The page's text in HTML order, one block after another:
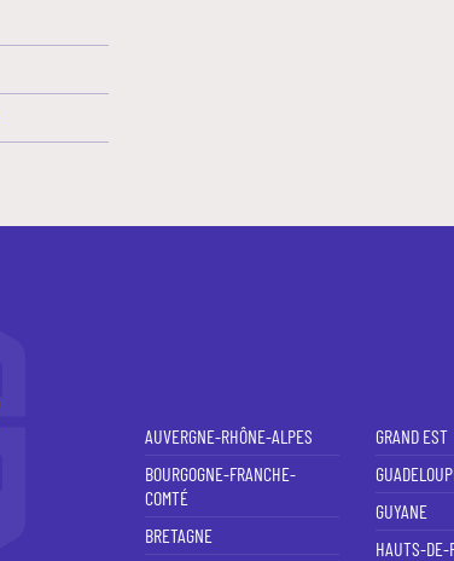
AUVERGNE-RHÔNE-ALPES
BOURGOGNE-FRANCHE-
COMTÉ
BRETAGNE
GRAND EST
GUYANE
HAUTS-DE-